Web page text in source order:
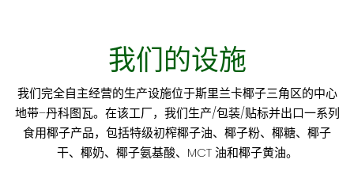
我们的设施
我们完全自主经营的生产设施位于斯里兰卡椰子三角区的中心
地带–丹科图瓦。在该工厂，我们生产/包装/贴标并出口一系列
食用椰子产品，包括特级初榨椰子油、椰子粉、椰糖、椰子
干、椰奶、椰子氨基酸、MCT 油和椰子黄油。